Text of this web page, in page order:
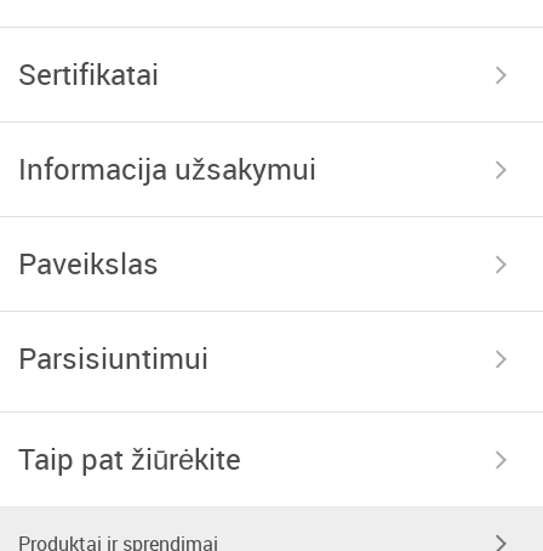
Sertifikatai
Informacija užsakymui
Paveikslas
Parsisiuntimui
Taip pat žiūrėkite
Produktai ir sprendimai